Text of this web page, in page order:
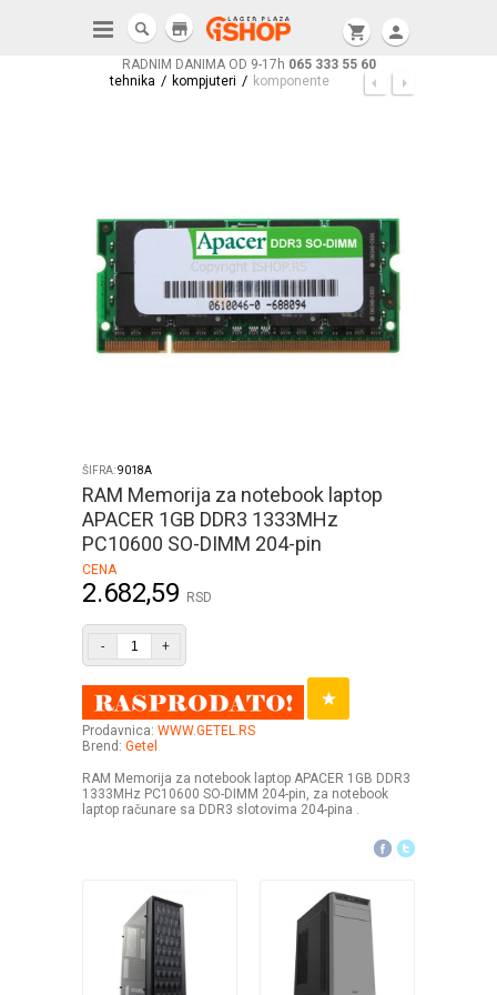
RADNIM DANIMA OD 9-17h 065 333 55 60
shopping_cart person
store
tehnika / kompjuteri / komponente
ŠIFRA:9018A
RAM Memorija za notebook laptop
APACER 1GB DDR3 1333MHz
PC10600 SO-DIMM 204-pin
CENA
2.682,59 RSD
- +
Prodavnica: WWW.GETEL.RS
Brend: Getel
RAM Memorija za notebook laptop APACER 1GB DDR3
1333MHz PC10600 SO-DIMM 204-pin, za notebook
laptop računare sa DDR3 slotovima 204-pina .